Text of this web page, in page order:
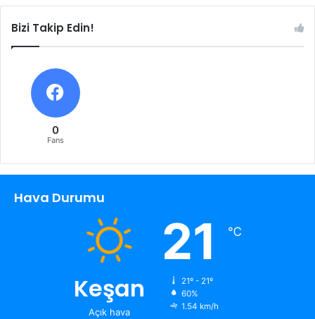
Bizi Takip Edin!
0
Fans
Hava Durumu
Keşan
Açık hava
21 ℃
21º - 21º
60%
1.54 km/h